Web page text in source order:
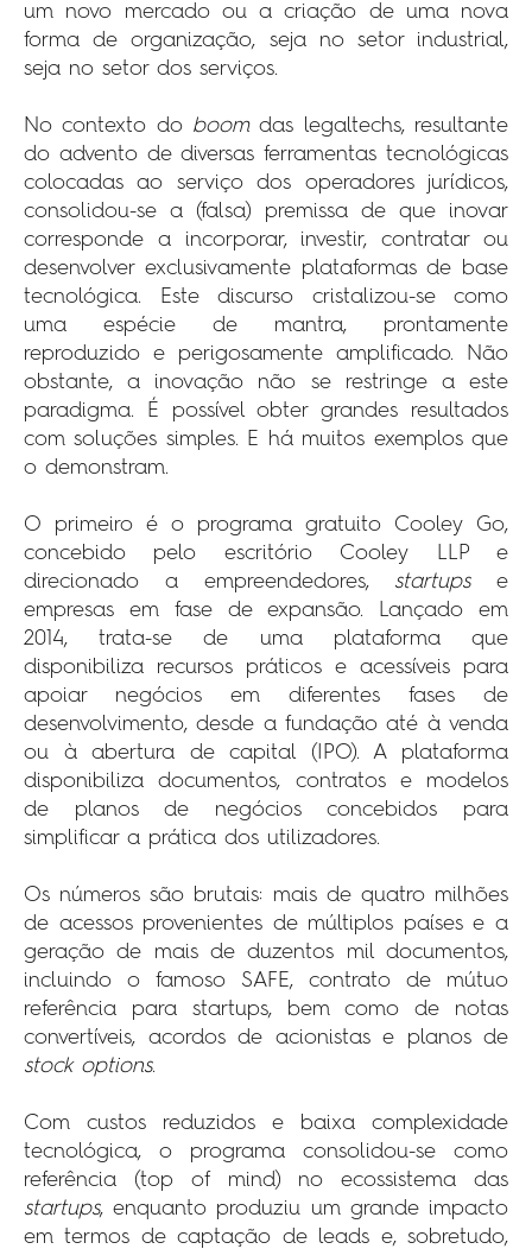
um novo mercado ou a criação de uma nova
forma de organização, seja no setor industrial,
seja no setor dos serviços.
No contexto do boomdas legaltechs, resultante
do advento de diversas ferramentas tecnológicas
colocadas ao serviço dos operadores jurídicos,
consolidou-se a (falsa) premissa de que inovar
corresponde a incorporar, investir, contratar ou
desenvolver exclusivamente plataformas de base
tecnológica. Este discurso cristalizou-se como
uma espécie de mantra, prontamente
reproduzido e perigosamente amplificado. Não
obstante, a inovação não se restringe a este
paradigma. É possível obter grandes resultados
com soluções simples. E há muitos exemplos que
o demonstram.
O primeiro é o programa gratuito Cooley Go,
concebido pelo escritório Cooley LLP e
direcionado a empreendedores, startupse
empresas em fase de expansão. Lançado em
2014, trata-se de uma plataforma que
disponibiliza recursos práticos e acessíveis para
apoiar negócios em diferentes fases de
desenvolvimento, desde a fundação até à venda
ou à abertura de capital (IPO). A plataforma
disponibiliza documentos, contratos e modelos
de planos de negócios concebidos para
simplificar a prática dos utilizadores.
Os números são brutais: mais de quatro milhões
de acessos provenientes de múltiplos países e a
geração de mais de duzentos mil documentos,
incluindo o famoso SAFE, contrato de mútuo
referência para startups, bem como de notas
convertíveis, acordos de acionistas e planos de
stock options.
Com custos reduzidos e baixa complexidade
tecnológica, o programa consolidou-se como
referência (top of mind) no ecossistema das
startups, enquanto produziu um grande impacto
em termos de captação de leads e, sobretudo,